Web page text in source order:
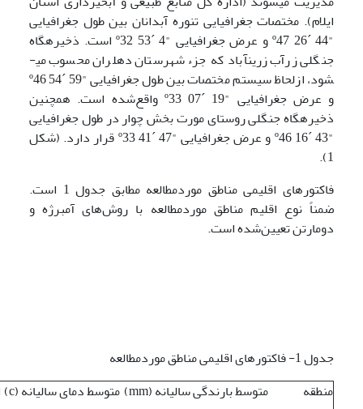
ایلام). مختصات جغرافیایی تنوره آبدانان بین طول جغرافیایی
"44 ´26 º47 و عرض جغرافیایی "4 ´53 º32 است. ذخیره­گاه
جنگلی زرآب زرین­آباد که جزء شهرستان دهلران محسوب می­
شود، ازلحاظ سیستم مختصات بین طول جغرافیایی "59 ´54 º46
و عرض جغرافیایی "19 ´07 º33 واقع‌شده است. همچنین
ذخیره­گاه جنگلی روستای مورت بخش چوار در طول جغرافیایی
"43 ´16 º46 و عرض جغرافیایی "47 ´41 º33 قرار دارد. (شکل
1).
فاکتورهای اقلیمی مناطق موردمطالعه مطابق جدول 1 است.
ضمناً نوع اقلیم مناطق موردمطالعه با روش‌های آمبرژه و
دومارتن تعیین‌شده است.
جدول 1- فاکتورهای اقلیمی مناطق موردمطالعه
منطقه
متوسط بارندگی سالیانه (mm) متوسط دمای سالیانه (c)